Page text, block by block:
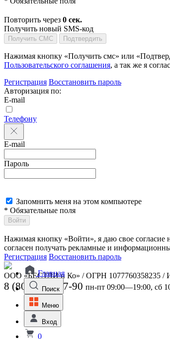
Повторить через 0 сек.
Получить новый SMS-код
Получить СМС Подтвердить
Нажимая кнопку «Получить смс» или
Пользовательского соглашения, а так же я
Регистрация Восстановить пароль
Авторизация по:
E-mail
Телефону
E-mail
Пароль
Запомнить меня на этом компьютере
* Обязательные поля
Войти
Нажимая кнопку «Войти», я даю свое согласие
согласен получать рекламные и
Регистрация Восстановить пароль
ООО «БЕСТЛИ и Ко» / ОГРН 1077760358235 /
8 (800) 301-07-90 пн-пт 09:00—19:00, сб
Главная
Поиск
Меню
Вход
0